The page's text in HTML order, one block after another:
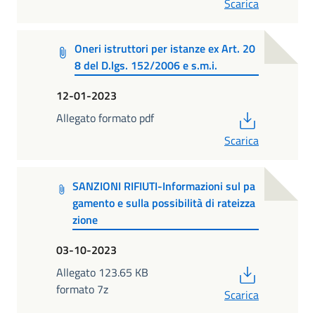
Oneri istruttori per istanze ex Art. 20
8 del D.lgs. 152/2006 e s.m.i.
12-01-2023
Allegato formato pdf
Scarica
SANZIONI RIFIUTI-Informazioni sul pa
gamento e sulla possibilità di rateizza
zione
03-10-2023
Allegato 123.65 KB
formato 7z
Scarica